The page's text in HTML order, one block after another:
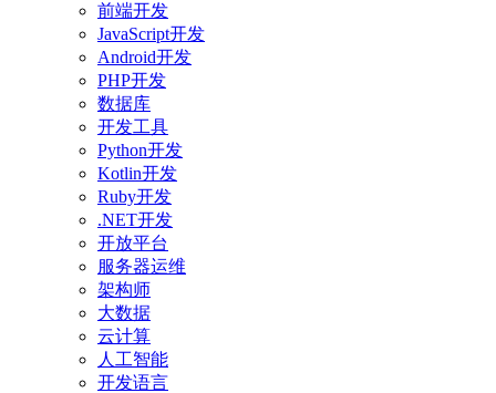
前端开发
JavaScript开发
Android开发
PHP开发
数据库
开发工具
Python开发
Kotlin开发
Ruby开发
.NET开发
开放平台
服务器运维
架构师
大数据
云计算
人工智能
开发语言